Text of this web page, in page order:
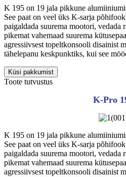
K 195 on 19 jala pikkune
See paat on veel üks K-sarja
paigaldada suurema mootori, vedada
pikemat vahemaad suurema
agressiivsest topeltkonsooli disainist
tähelepanu keskpunktiks, kui see
Küsi pakkumist
Toote tutvustus
K-Pro
K 195 on 19 jala pikkune
See paat on veel üks K-sarja
paigaldada suurema mootori, vedada
pikemat vahemaad suurema
agressiivsest topeltkonsooli disainist